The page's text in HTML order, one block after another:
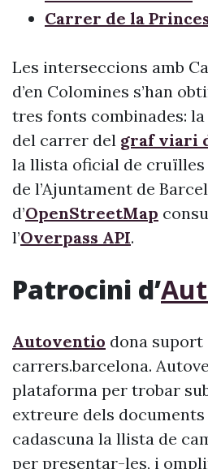
Carrer de la
Les interseccions amb
d’en Colomines s’han
tres fonts combinades:
del carrer del graf viari
la llista oficial de cruïlles
de l’Ajuntament de
d’OpenStreetMap
l’Overpass API.
Patrocini d’
Autoventio dona suport
carrers.barcelona.
plataforma per trobar
extreure dels
cadascuna la llista de
per presentar-les, i